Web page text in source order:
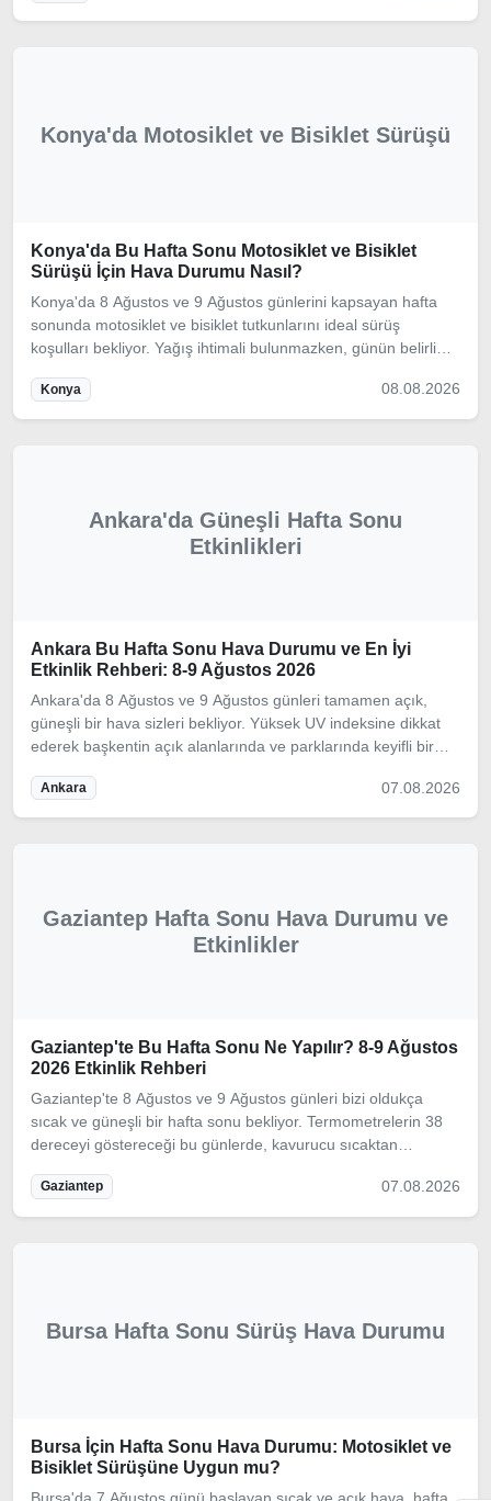
Konya'da Motosiklet ve Bisiklet Sürüşü
Konya'da Bu Hafta Sonu Motosiklet ve Bisiklet
Sürüşü İçin Hava Durumu Nasıl?
Konya'da 8 Ağustos ve 9 Ağustos günlerini kapsayan hafta
sonunda motosiklet ve bisiklet tutkunlarını ideal sürüş
koşulları bekliyor. Yağış ihtimali bulunmazken, günün belirli
gerekiyor.
Konya 08.08.2026
Ankara'da Güneşli Hafta Sonu
Etkinlikleri
Ankara Bu Hafta Sonu Hava Durumu ve En İyi
Etkinlik Rehberi: 8-9 Ağustos 2026
Ankara'da 8 Ağustos ve 9 Ağustos günleri tamamen açık,
güneşli bir hava sizleri bekliyor. Yüksek UV indeksine dikkat
ederek başkentin açık alanlarında ve parklarında keyifli bir
Ankara 07.08.2026
Gaziantep Hafta Sonu Hava Durumu ve
Etkinlikler
Gaziantep'te Bu Hafta Sonu Ne Yapılır? 8-9 Ağustos
2026 Etkinlik Rehberi
Gaziantep'te 8 Ağustos ve 9 Ağustos günleri bizi oldukça
sıcak ve güneşli bir hafta sonu bekliyor. Termometrelerin 38
dereceyi göstereceği bu günlerde, kavurucu sıcaktan
derledik.
Gaziantep 07.08.2026
Bursa Hafta Sonu Sürüş Hava Durumu
Bursa İçin Hafta Sonu Hava Durumu: Motosiklet ve
Bisiklet Sürüşüne Uygun mu?
Bursa'da 7 Ağustos günü başlayan sıcak ve açık hava, hafta